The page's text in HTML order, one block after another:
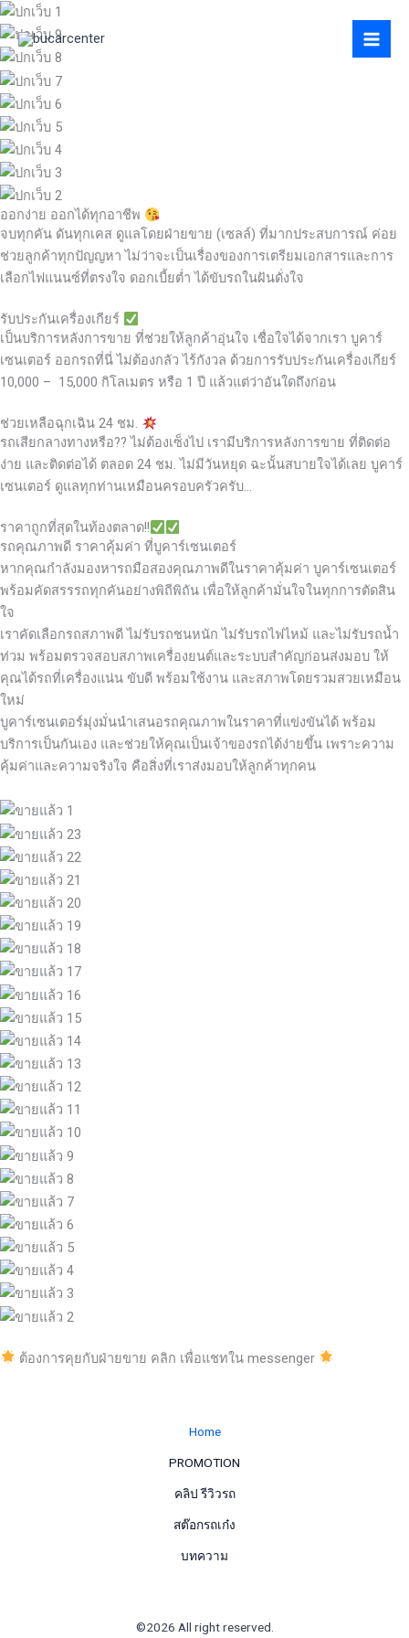
Skip
to
content
ออกง่าย ออกได้ทุกอาชีพ
จบทุกคัน ดันทุกเคส ดูแลโดยฝ่ายขาย (เซลล์) ที่มากประสบการณ์ ค่อย
ช่วยลูกค้าทุกปัญญหา ไม่ว่าจะเป็นเรื่องของการเตรียมเอกสารและการ
เลือกไฟแนนซ์ที่ตรงใจ ดอกเบี้ยต่ำ ได้ขับรถในฝันดั่งใจ
รับประกันเครื่องเกียร์
เป็นบริการหลังการขาย ที่ช่วยให้ลูกค้าอุ่นใจ เชื่อใจได้จากเรา บูคาร์
เซนเตอร์ ออกรถที่นี่ ไม่ต้องกลัว ไร้กังวล ด้วยการรับประกันเครื่องเกียร์
10,000 – 15,000 กิโลเมตร หรือ 1 ปี แล้วแต่ว่าอันใดถึงก่อน
ช่วยเหลือฉุกเฉิน 24 ชม.
รถเสียกลางทางหรือ?? ไม่ต้องเซ็งไป เรามีบริการหลังการขาย ที่ติดต่อ
ง่าย และติดต่อได้ ตลอด 24 ชม. ไม่มีวันหยุด ฉะนั้นสบายใจได้เลย บูคาร์
เซนเตอร์ ดูแลทุกท่านเหมือนครอบครัวครับ…
ราคาถูกที่สุดในท้องตลาด!!
รถคุณภาพดี ราคาคุ้มค่า ที่บูคาร์เซนเตอร์
หากคุณกำลังมองหารถมือสองคุณภาพดีในราคาคุ้มค่า บูคาร์เซนเตอร์
พร้อมคัดสรรรถทุกคันอย่างพิถีพิถัน เพื่อให้ลูกค้ามั่นใจในทุกการตัดสิน
ใจ
เราคัดเลือกรถสภาพดี ไม่รับรถชนหนัก ไม่รับรถไฟไหม้ และไม่รับรถน้ำ
ท่วม พร้อมตรวจสอบสภาพเครื่องยนต์และระบบสำคัญก่อนส่งมอบ ให้
คุณได้รถที่เครื่องแน่น ขับดี พร้อมใช้งาน และสภาพโดยรวมสวยเหมือน
ใหม่
บูคาร์เซนเตอร์มุ่งมั่นนำเสนอรถคุณภาพในราคาที่แข่งขันได้ พร้อม
บริการเป็นกันเอง และช่วยให้คุณเป็นเจ้าของรถได้ง่ายขึ้น เพราะความ
คุ้มค่าและความจริงใจ คือสิ่งที่เราส่งมอบให้ลูกค้าทุกคน
ต้องการคุยกับฝ่ายขาย คลิก เพื่อแชทใน messenger
Home
PROMOTION
คลิป รีวิวรถ
สต๊อกรถเก๋ง
บทความ
©2026 All right reserved.